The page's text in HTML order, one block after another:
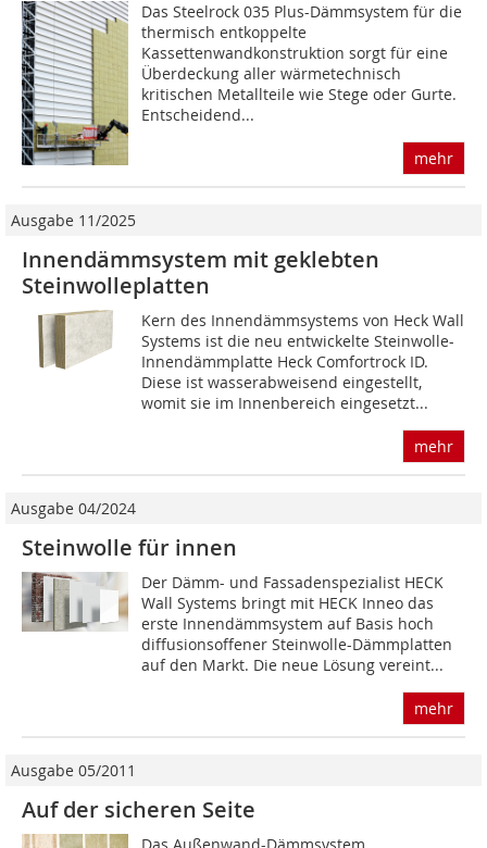
Das Steelrock 035 Plus-Dämmsystem für die
thermisch entkoppelte
Kassettenwandkonstruktion sorgt für eine
Überdeckung aller wärmetechnisch
kritischen Metallteile wie Stege oder Gurte.
Entscheidend...
mehr
Ausgabe 11/2025
Innendämmsystem mit geklebten
Steinwolleplatten
Kern des Innendämmsystems von Heck Wall
Systems ist die neu entwickelte Steinwolle-
Innendämmplatte Heck Comfortrock ID.
Diese ist ­wasserabweisend eingestellt,
womit sie im Innenbereich eingesetzt...
mehr
Ausgabe 04/2024
Steinwolle für innen
Der Dämm- und Fassadenspezialist HECK
Wall Systems bringt mit HECK Inneo das
erste Innendämmsystem auf Basis hoch
diffusionsoffener Steinwolle-Dämmplatten
auf den Markt. Die neue Lösung vereint...
mehr
Ausgabe 05/2011
Auf der sicheren Seite